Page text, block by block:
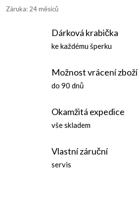
Záruka: 24 měsíců
Dárková krabička
ke každému šperku
Možnost vrácení zboží
do 90 dnů
Okamžitá expedice
vše skladem
Vlastní záruční
servis